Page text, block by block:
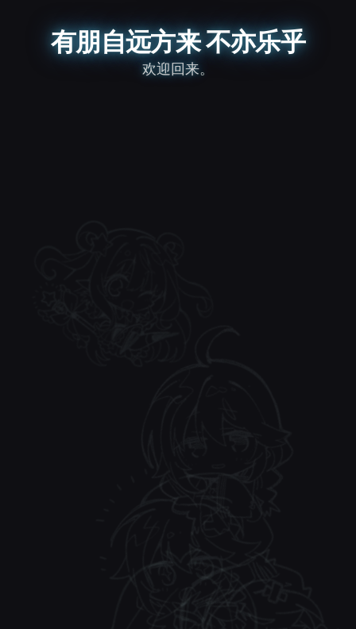
有朋自远方来 不亦乐乎
欢迎回来。